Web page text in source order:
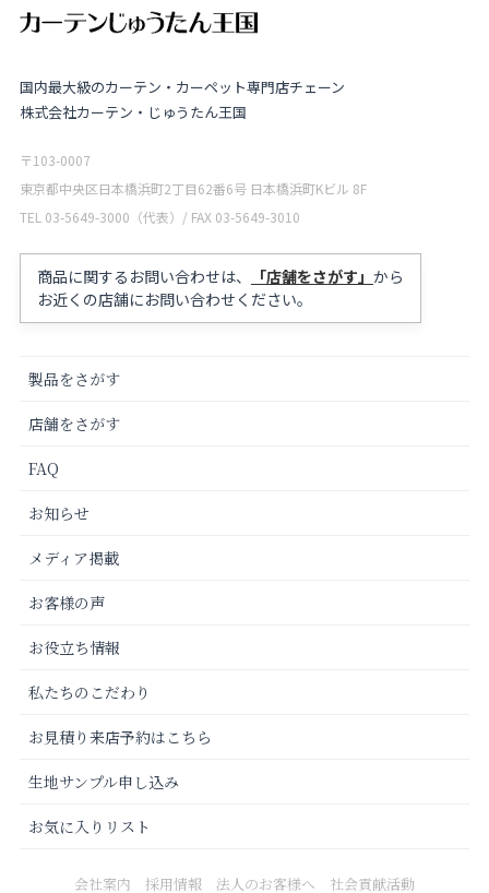
国内最大級のカーテン・カーペット専門店チェーン
株式会社カーテン・じゅうたん王国
〒103-0007
東京都中央区日本橋浜町2丁目62番6号 日本橋浜町Kビル 8F
TEL 03-5649-3000（代表）/ FAX 03-5649-3010
商品に関するお問い合わせは、 「店舗をさがす」 から
お近くの店舗にお問い合わせください。
製品をさがす
店舗をさがす
FAQ
お知らせ
メディア掲載
お客様の声
お役立ち情報
私たちのこだわり
お見積り来店予約はこちら
生地サンプル申し込み
お気に入りリスト
会社案内 採用情報 法人のお客様へ 社会貢献活動